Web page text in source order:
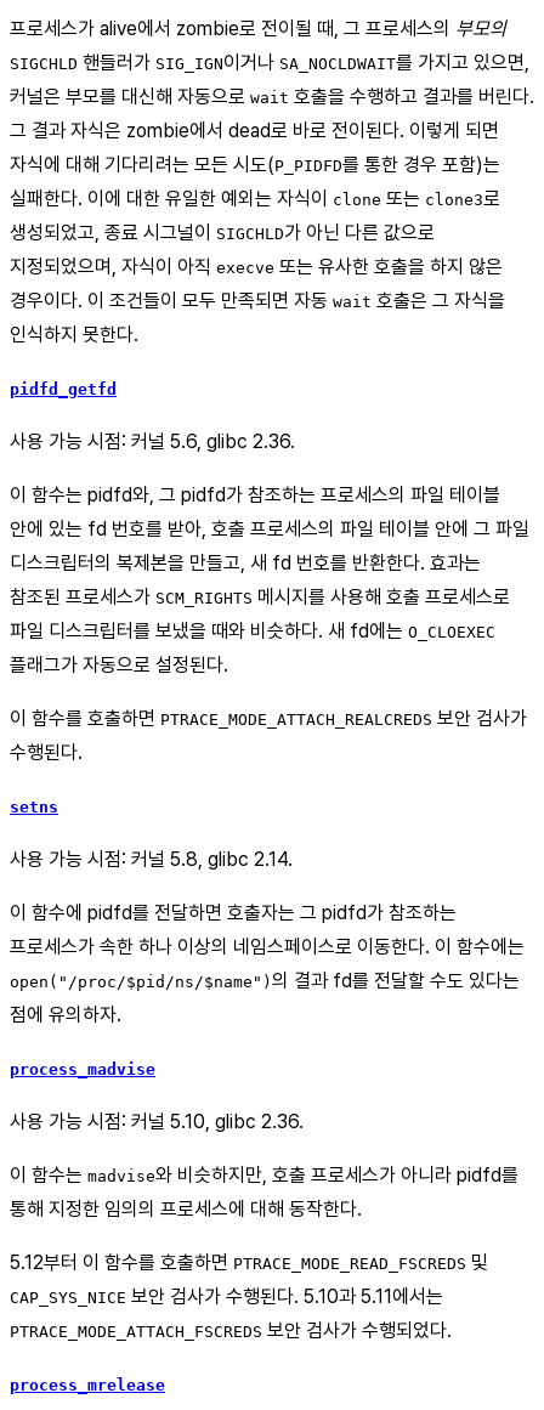
프로세스가 alive에서 zombie로 전이될 때, 그 프로세스의 부모의
SIGCHLD 핸들러가 SIG_IGN이거나 SA_NOCLDWAIT를 가지고 있으면,
커널은 부모를 대신해 자동으로 wait 호출을 수행하고 결과를 버린다.
그 결과 자식은 zombie에서 dead로 바로 전이된다. 이렇게 되면
자식에 대해 기다리려는 모든 시도(P_PIDFD를 통한 경우 포함)는
실패한다. 이에 대한 유일한 예외는 자식이
clone 또는 clone3로
생성되었고, 종료 시그널이
SIGCHLD가 아닌 다른 값으로
지정되었으며, 자식이 아직 execve 또는 유사한 호출을 하지 않은
경우이다. 이 조건들이 모두 만족되면 자동 wait 호출은 그 자식을
인식하지 못한다.
pidfd_getfd
사용 가능 시점: 커널 5.6, glibc 2.36.
이 함수는 pidfd와, 그 pidfd가 참조하는 프로세스의 파일 테이블
안에 있는 fd 번호를 받아, 호출 프로세스의 파일 테이블 안에 그 파일
디스크립터의 복제본을 만들고, 새 fd 번호를 반환한다. 효과는
참조된 프로세스가 SCM_RIGHTS 메시지를 사용해 호출 프로세스로
파일 디스크립터를 보냈을 때와 비슷하다. 새 fd에는 O_CLOEXEC
플래그가 자동으로 설정된다.
이 함수를 호출하면 PTRACE_MODE_ATTACH_REALCREDS 보안 검사가
수행된다.
setns
사용 가능 시점: 커널 5.8, glibc 2.14.
이 함수에 pidfd를 전달하면 호출자는 그 pidfd가 참조하는
프로세스가 속한 하나 이상의 네임스페이스로 이동한다. 이 함수에는
open("/proc/$pid/ns/$name") 의 결과 fd를 전달할 수도 있다는
점에 유의하자.
process_madvise
사용 가능 시점: 커널 5.10, glibc 2.36.
이 함수는 madvise와 비슷하지만, 호출 프로세스가 아니라 pidfd를
통해 지정한 임의의 프로세스에 대해 동작한다.
5.12부터 이 함수를 호출하면 PTRACE_MODE_READ_FSCREDS 및
CAP_SYS_NICE 보안 검사가 수행된다. 5.10과 5.11에서는
PTRACE_MODE_ATTACH_FSCREDS 보안 검사가 수행되었다.
process_mrelease